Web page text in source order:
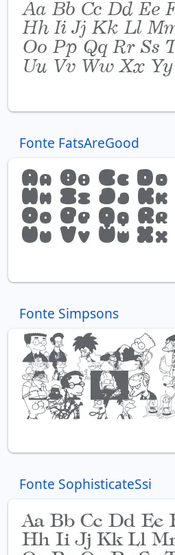
Fonte FatsAreGood
Fonte Simpsons
Fonte SophisticateSsi